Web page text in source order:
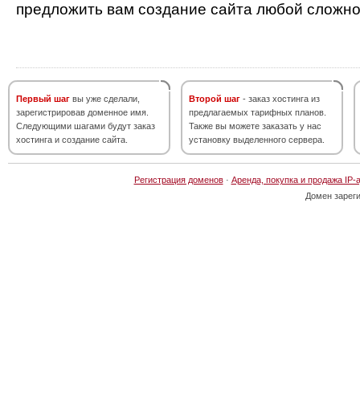
предложить вам создание сайта любой
Первый шаг вы уже сделали,
зарегистрировав доменное имя.
Следующими шагами будут заказ
хостинга и создание сайта.
Второй шаг - заказ хостинга из
предлагаемых тарифных планов.
Также вы можете заказать у нас
установку выделенного сервера.
Регистрация доменов· Аренда, покупка и продажа IP-
Домен